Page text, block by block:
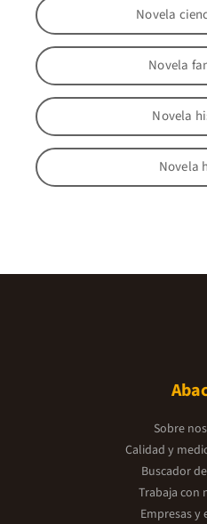
Novela
Novela
Novela
Novela
Sobre
Calidad y
Buscador
Trabaja con
Empresas y